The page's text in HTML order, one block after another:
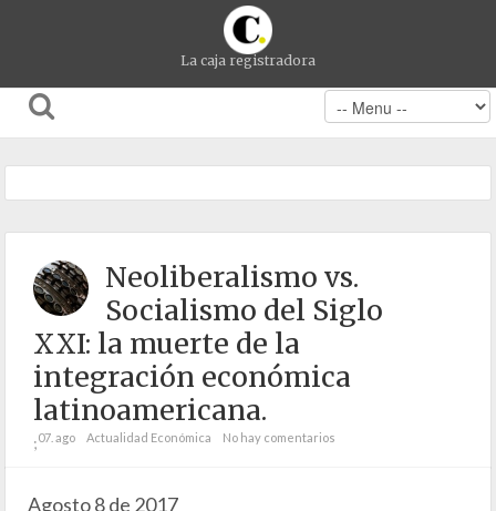
La caja registradora
Neoliberalismo vs.
Socialismo del Siglo
XXI: la muerte de la
integración económica
latinoamericana.
;07. ago Actualidad Económica No hay comentarios
Agosto 8 de 2017